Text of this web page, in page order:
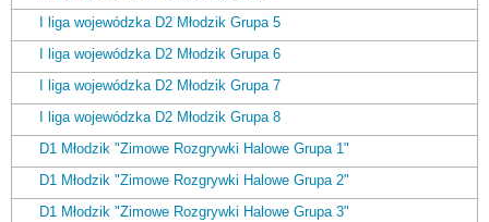
I liga wojewódzka D2 Młodzik Grupa 5
I liga wojewódzka D2 Młodzik Grupa 6
I liga wojewódzka D2 Młodzik Grupa 7
I liga wojewódzka D2 Młodzik Grupa 8
D1 Młodzik "Zimowe Rozgrywki Halowe Grupa 1"
D1 Młodzik "Zimowe Rozgrywki Halowe Grupa 2"
D1 Młodzik "Zimowe Rozgrywki Halowe Grupa 3"